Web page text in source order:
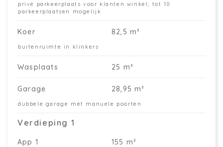
privé parkeerplaats voor klanten winkel; tot 10
parkeerplaatsen mogelijk
Koer 82,5 m²
buitenruimte in klinkers
Wasplaats 25 m²
Garage 28,95 m²
dubbele garage met manuele poorten
Verdieping 1
App 1 155 m²